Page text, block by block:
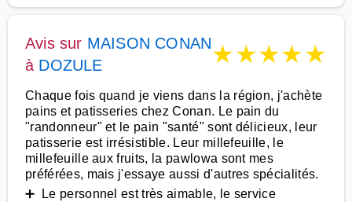
Avis sur MAISON CONAN
à DOZULE ★★★★★
Chaque fois quand je viens dans la région, j'achète
pains et patisseries chez Conan. Le pain du
"randonneur" et le pain "santé" sont délicieux, leur
patisserie est irrésistible. Leur millefeuille, le
millefeuille aux fruits, la pawlowa sont mes
préférées, mais j'essaye aussi d'autres spécialités.
➕ Le personnel est très aimable, le service